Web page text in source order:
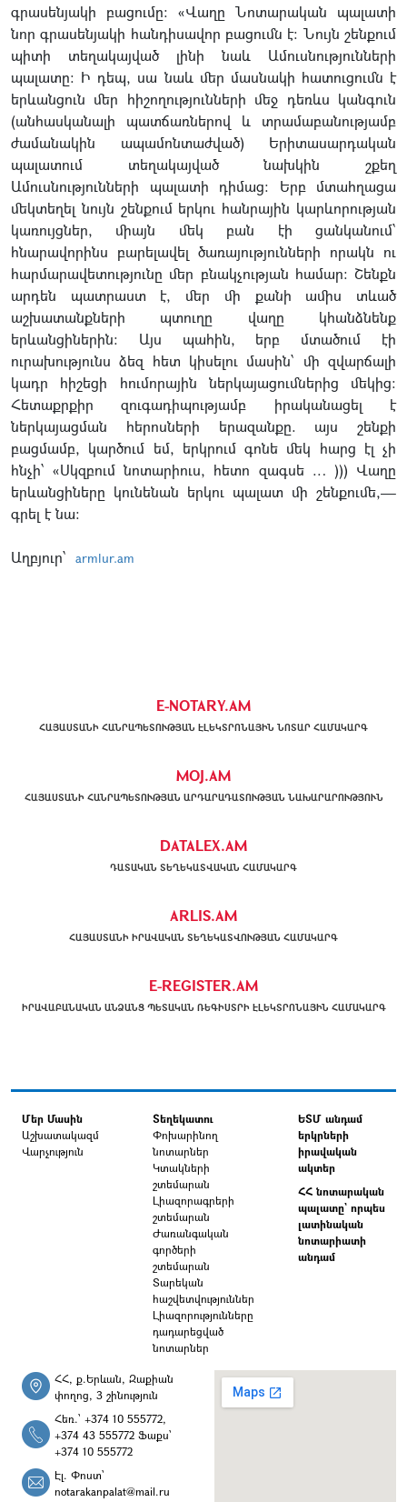
գրասենյակի բացումը։ «Վաղը Նոտարական պալատի
նոր գրասենյակի հանդիսավոր բացումն է: Նույն շենքում
պիտի տեղակայված լինի նաև Ամուսնությունների
պալատը: Ի դեպ, սա նաև մեր մասնակի հատուցումն է
երևանցուն մեր հիշողությունների մեջ դեռևս կանգուն
(անհասկանալի պատճառներով և տրամաբանությամբ
ժամանակին ապամոնտաժված) Երիտասարդական
պալատում տեղակայված նախկին շքեղ
Ամուսնությունների պալատի դիմաց: Երբ մտահղացա
մեկտեղել նույն շենքում երկու հանրային կարևորության
կառույցներ, միայն մեկ բան էի ցանկանում՝
հնարավորինս բարելավել ծառայությունների որակն ու
հարմարավետությունը մեր բնակչության համար: Շենքն
արդեն պատրաստ է, մեր մի քանի ամիս տևած
աշխատանքների պտուղը վաղը կհանձնենք
երևանցիներին: Այս պահին, երբ մտածում էի
ուրախությունս ձեզ հետ կիսելու մասին՝ մի զվարճալի
կադր հիշեցի հումորային ներկայացումներից մեկից:
Հետաքրքիր զուգադիպությամբ իրականացել է
ներկայացման հերոսների երազանքը. այս շենքի
բացմամբ, կարծում եմ, երկրում գոնե մեկ հարց էլ չի
հնչի՝ «Սկզբում նոտարիուս, հետո զագսե … ))) Վաղը
երևանցիները կունենան երկու պալատ մի շենքումե,—
գրել է նա:
Աղբյուր՝ armlur.am
E-NOTARY.AM
ՀԱՅԱՍՏԱՆԻ ՀԱՆՐԱՊԵՏՈՒԹՅԱՆ ԷԼԵԿՏՐՈՆԱՅԻՆ ՆՈՏԱՐ ՀԱՄԱԿԱՐԳ
MOJ.AM
ՀԱՅԱՍՏԱՆԻ ՀԱՆՐԱՊԵՏՈՒԹՅԱՆ ԱՐԴԱՐԱԴԱՏՈՒԹՅԱՆ ՆԱԽԱՐԱՐՈՒԹՅՈՒՆ
DATALEX.AM
ԴԱՏԱԿԱՆ ՏԵՂԵԿԱՏՎԱԿԱՆ ՀԱՄԱԿԱՐԳ
ARLIS.AM
ՀԱՅԱՍՏԱՆԻ ԻՐԱՎԱԿԱՆ ՏԵՂԵԿԱՏՎՈՒԹՅԱՆ ՀԱՄԱԿԱՐԳ
E-REGISTER.AM
ԻՐԱՎԱԲԱՆԱԿԱՆ ԱՆՁԱՆՑ ՊԵՏԱԿԱՆ ՌԵԳԻՍՏՐԻ ԷԼԵԿՏՐՈՆԱՅԻՆ ՀԱՄԱԿԱՐԳ
Մեր Մասին
Աշխատակազմ
Վարչություն
Տեղեկատու
Փոխարինող
նոտարներ
Կտակների
շտեմարան
Լիազորագրերի
շտեմարան
Ժառանգական
գործերի
շտեմարան
Տարեկան
հաշվետվություններ
Լիազորությունները
դադարեցված
նոտարներ
ԵՏՄ անդամ
երկրների
իրավական
ակտեր
ՀՀ նոտարական
պալատը` որպես
լատինական
նոտարիատի
անդամ
ՀՀ, ք.Երևան, Զաքիան
փողոց, 3 շինություն
Հեռ.՝ +374 10 555772,
+374 43 555772 Ֆաքս՝
+374 10 555772
Էլ. Փոստ՝
notarakanpalat@mail.ru